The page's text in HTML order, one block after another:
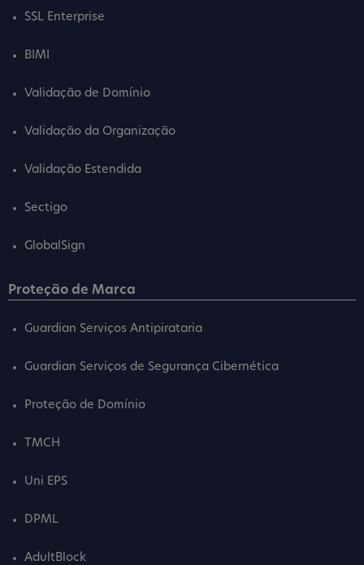
SSL Enterprise
BIMI
Validação de Domínio
Validação da Organização
Validação Estendida
Sectigo
GlobalSign
Proteção de Marca
Guardian Serviços Antipirataria
Guardian Serviços de Segurança Cibernética
Proteção de Domínio
TMCH
Uni EPS
DPML
AdultBlock